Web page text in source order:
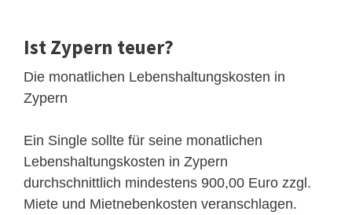
Ist Zypern teuer?
Die monatlichen Lebenshaltungskosten in
Zypern
Ein Single sollte für seine monatlichen
Lebenshaltungskosten in Zypern
durchschnittlich mindestens 900,00 Euro zzgl.
Miete und Mietnebenkosten veranschlagen.